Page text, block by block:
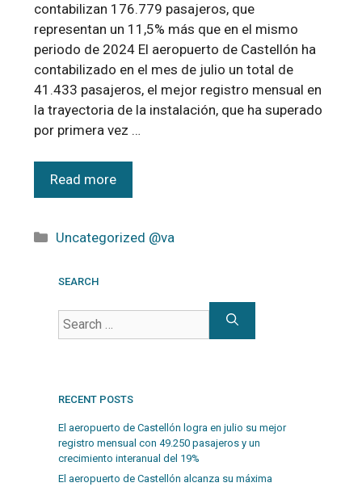
contabilizan 176.779 pasajeros, que
representan un 11,5% más que en el mismo
periodo de 2024 El aeropuerto de Castellón ha
contabilizado en el mes de julio un total de
41.433 pasajeros, el mejor registro mensual en
la trayectoria de la instalación, que ha superado
por primera vez …
Read more
Uncategorized @va
SEARCH
RECENT POSTS
El aeropuerto de Castellón logra en julio su mejor
registro mensual con 49.250 pasajeros y un
crecimiento interanual del 19%
El aeropuerto de Castellón alcanza su máxima